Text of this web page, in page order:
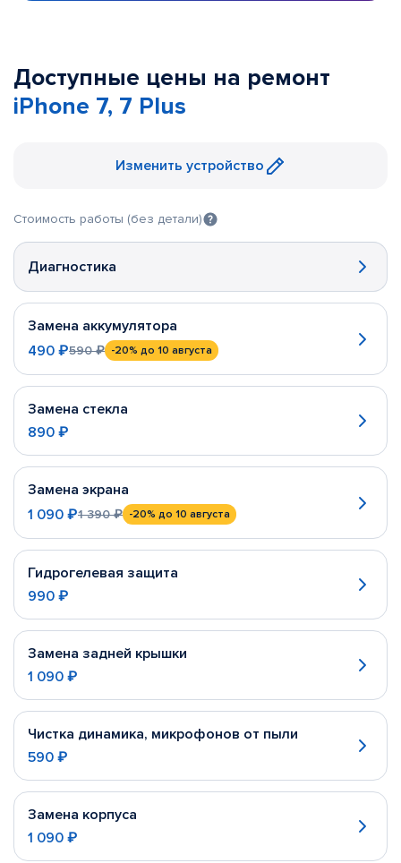
Доступные цены на ремонт
iPhone 7, 7 Plus
Изменить устройство
Стоимость работы (без детали)
Диагностика
Замена аккумулятора
490 ₽590 ₽ -20% до 10 августа
Замена стекла
890 ₽
Замена экрана
1 090 ₽1 390 ₽ -20% до 10 августа
Гидрогелевая защита
990 ₽
Замена задней крышки
1 090 ₽
Чистка динамика, микрофонов от пыли
590 ₽
Замена корпуса
1 090 ₽